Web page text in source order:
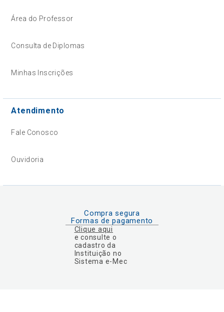
Área do Professor
Consulta de Diplomas
Minhas Inscrições
Atendimento
Fale Conosco
Ouvidoria
Compra segura
Formas de pagamento
Clique aqui
e consulte o
cadastro da
Instituição no
Sistema e-Mec